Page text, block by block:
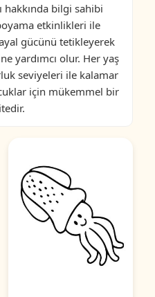
hakkında bilgi sahibi
etkinlikleri ile
gücünü tetikleyerek
yardımcı olur. Her yaş
seviyeleri ile kalamar
için mükemmel bir